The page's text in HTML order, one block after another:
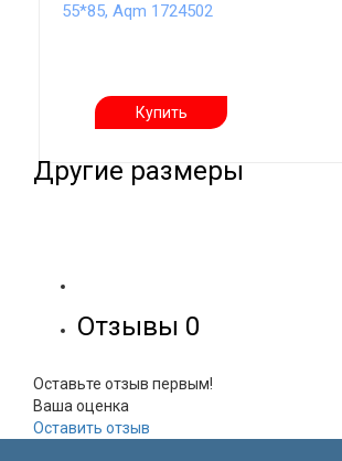
55*85, Aqm 1724502
Купить
Другие размеры
Отзывы 0
Оставьте отзыв первым!
Ваша оценка
Оставить отзыв